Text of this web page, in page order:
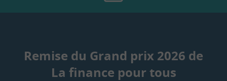
Remise du Grand prix 2026 de
La finance pour tous